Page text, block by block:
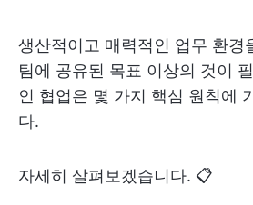
생산적이고 매력적인 업무 환경
팀에 공유된 목표 이상의 것이
인 협업은 몇 가지 핵심 원칙에
다.
자세히 살펴보겠습니다. 📋